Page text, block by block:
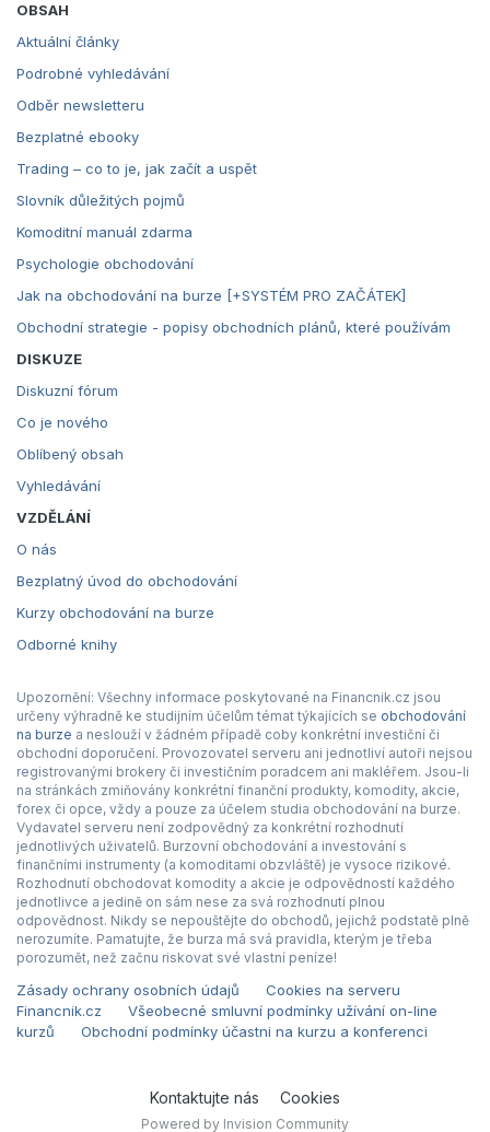
OBSAH
Aktuální články
Podrobné vyhledávání
Odběr newsletteru
Bezplatné ebooky
Trading – co to je, jak začít a uspět
Slovník důležitých pojmů
Komoditní manuál zdarma
Psychologie obchodování
Jak na obchodování na burze [+SYSTÉM PRO ZAČÁTEK]
Obchodní strategie - popisy obchodních plánů, které používám
DISKUZE
Diskuzní fórum
Co je nového
Oblíbený obsah
Vyhledávání
VZDĚLÁNÍ
O nás
Bezplatný úvod do obchodování
Kurzy obchodování na burze
Odborné knihy
Upozornění: Všechny informace poskytované na Financnik.cz jsou
určeny výhradně ke studijním účelům témat týkajících se obchodování
na burze a neslouží v žádném případě coby konkrétní investiční či
obchodní doporučení. Provozovatel serveru ani jednotliví autoři nejsou
registrovanými brokery či investičním poradcem ani makléřem. Jsou-li
na stránkách zmiňovány konkrétní finanční produkty, komodity, akcie,
forex či opce, vždy a pouze za účelem studia obchodování na burze.
Vydavatel serveru není zodpovědný za konkrétní rozhodnutí
jednotlivých uživatelů. Burzovní obchodování a investování s
finančními instrumenty (a komoditami obzvláště) je vysoce rizikové.
Rozhodnutí obchodovat komodity a akcie je odpovědností každého
jednotlivce a jedině on sám nese za svá rozhodnutí plnou
odpovědnost. Nikdy se nepouštějte do obchodů, jejichž podstatě plně
nerozumíte. Pamatujte, že burza má svá pravidla, kterým je třeba
porozumět, než začnu riskovat své vlastní peníze!
Zásady ochrany osobních údajů
Cookies na serveru
Financnik.cz
Všeobecné smluvní podmínky užívání on-line
kurzů
Obchodní podmínky účastni na kurzu a konferenci
Kontaktujte nás Cookies
Powered by Invision Community